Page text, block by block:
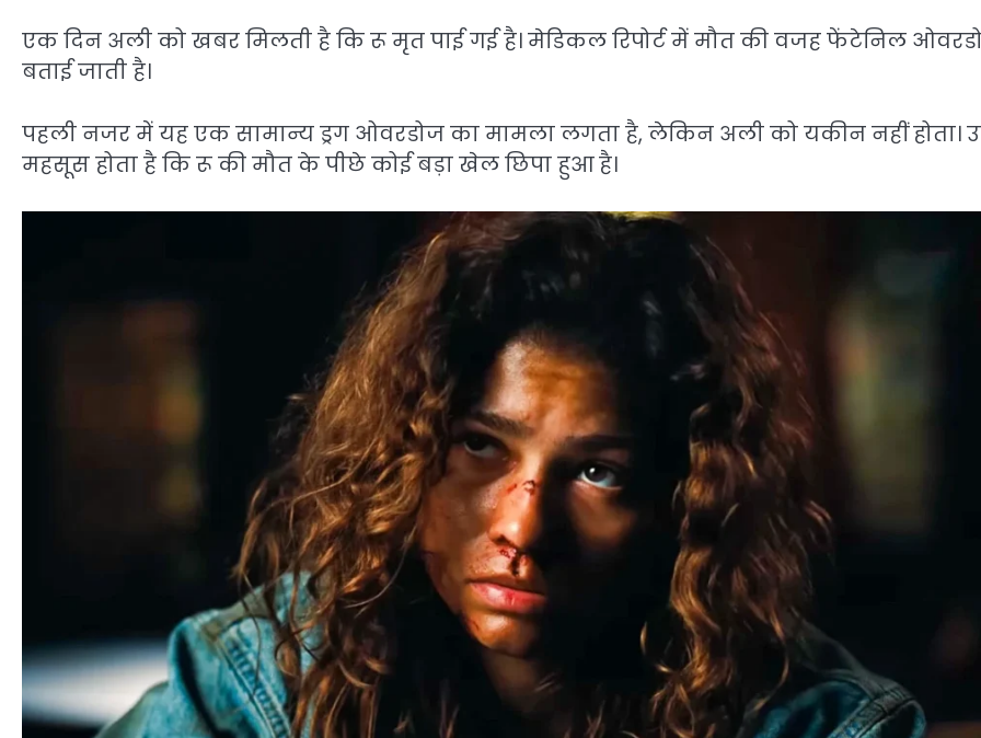
एक दिन अली को खबर मिलती है कि रू मृत पाई गई है। मेडिकल रिपोर्ट में मौत की वजह फेंटेनिल
बताई जाती है।
पहली नजर में यह एक सामान्य ड्रग ओवरडोज का मामला लगता है, लेकिन अली को यकीन नहीं होता।
महसूस होता है कि रू की मौत के पीछे कोई बड़ा खेल छिपा हुआ है।